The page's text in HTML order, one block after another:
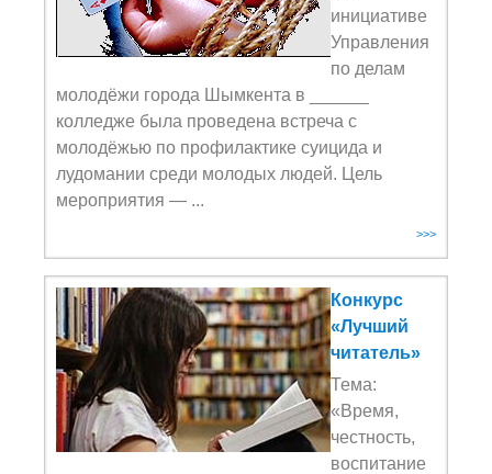
инициативе
Управления
по делам
молодёжи города Шымкента в ______
колледже была проведена встреча с
молодёжью по профилактике суицида и
лудомании среди молодых людей. Цель
мероприятия — ...
>>>
Конкурс
«Лучший
читатель»
Тема:
«Время,
честность,
воспитание